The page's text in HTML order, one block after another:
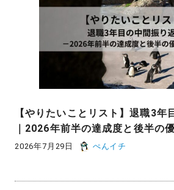
【やりたいことリスト】退職3年
｜2026年前半の達成度と後半の
2026年7月29日 ぺんイチ